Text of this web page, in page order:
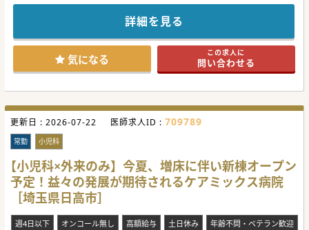
医療を提供している病院です。
近年、療養病棟の一部を地域包括ケア病床へ切替え、更に間
口を広げて地域連携の促進を図っています。
当直免除、残業もほぼありませんのでワークライフバランス
が抜群です。
医局の雰囲気はアットホームで学閥は無く、看護師、コメデ
ィカルも協力的で働き易い環境です。
圏央道最寄りICから約5分の立地なので、車通勤が便利で
#秋入職可
詳細を見る
気になる この求人に
問い合わせる
更新日 : 2026-07-22 医師求人ID : 709789
常勤 小児科
【小児科×外来のみ】今夏、増床に伴い新棟オープン
予定！益々の発展が期待されるケアミックス病院
［埼玉県日高市］
週4日以下 オンコール無し 高額給与 土日休み 年齢不問・ベテラン歓迎